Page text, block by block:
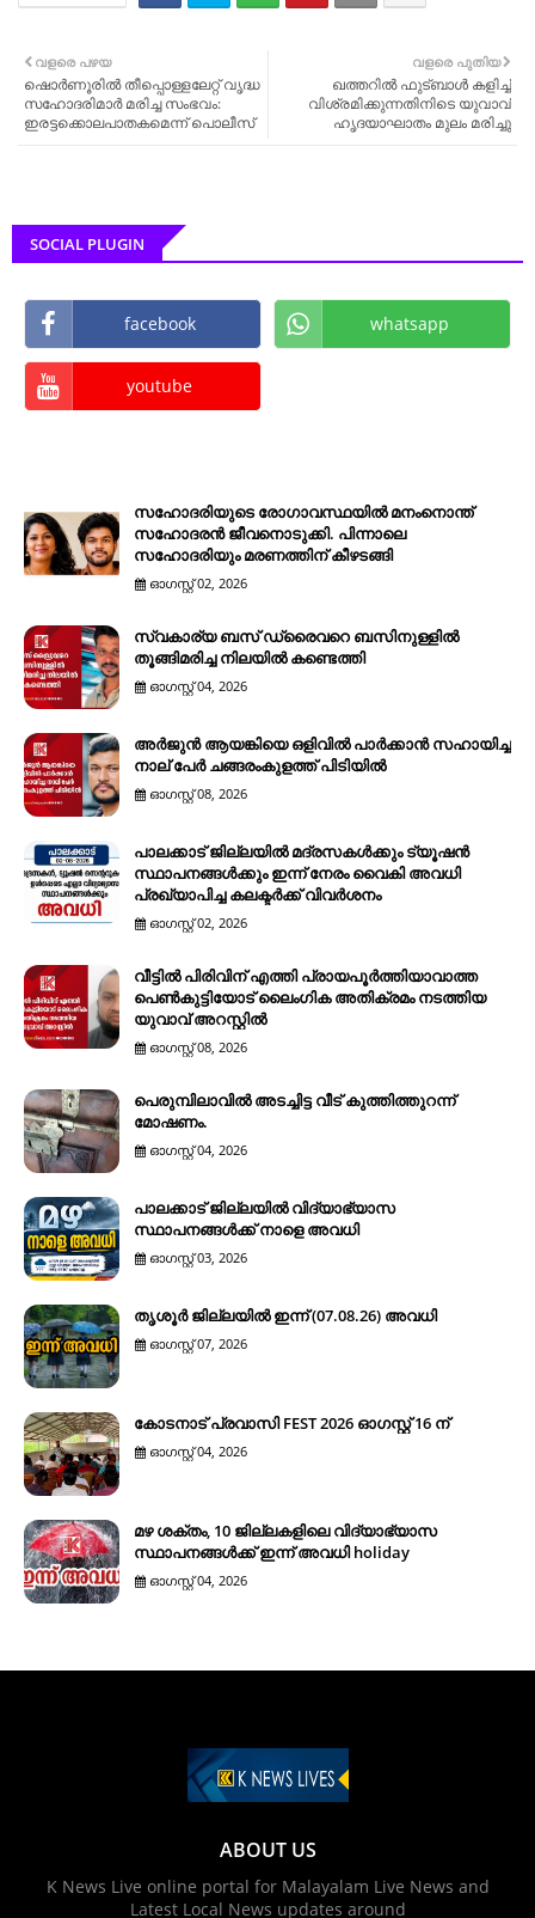
വളരെ പുതിയ
ഖത്തറിൽ ഫുട്ബാൾ കളിച്ച്
വിശ്രമിക്കുന്നതിനിടെ യുവാവ്
ഹൃദയാഘാതം മുലം മരിച്ചു
വളരെ പഴയ
ഷൊർണൂരിൽ തീപ്പൊള്ളലേറ്റ് വൃദ്ധ
സഹോദരിമാർ മരിച്ച സംഭവം:
ഇരട്ടക്കൊലപാതകമെന്ന് പൊലീസ്
SOCIAL PLUGIN
facebook whatsapp
youtube
സഹോദരിയുടെ രോഗാവസ്ഥയിൽ മനംനൊന്ത്
സഹോദരൻ ജീവനൊടുക്കി. പിന്നാലെ
സഹോദരിയും മരണത്തിന് കീഴടങ്ങി
ഓഗസ്റ്റ് 02, 2026
സ്വകാര്യ ബസ് ഡ്രൈവറെ ബസിനുള്ളിൽ
തൂങ്ങിമരിച്ച നിലയിൽ കണ്ടെത്തി
ഓഗസ്റ്റ് 04, 2026
അർജുൻ ആയങ്കിയെ ഒളിവിൽ പാർക്കാൻ സഹായിച്ച
നാല് പേര്‍ ചങ്ങരംകുളത്ത് പിടിയില്‍
ഓഗസ്റ്റ് 08, 2026
പാലക്കാട് ജില്ലയിൽ മദ്രസകൾക്കും ട്യൂഷൻ
സ്ഥാപനങ്ങൾക്കും ഇന്ന് നേരം വൈകി അവധി
പ്രഖ്യാപിച്ച കലക്ടർക്ക് വിവർശനം
ഓഗസ്റ്റ് 02, 2026
വീട്ടിൽ പിരിവിന് എത്തി പ്രായപൂർത്തിയാവാത്ത
പെൺകുട്ടിയോട് ലൈംഗിക അതിക്രമം നടത്തിയ
യുവാവ് അറസ്റ്റിൽ
ഓഗസ്റ്റ് 08, 2026
പെരുമ്പിലാവിൽ അടച്ചിട്ട വീട് കുത്തിത്തുറന്ന്
മോഷണം.
ഓഗസ്റ്റ് 04, 2026
പാലക്കാട് ജില്ലയിൽ വിദ്യാഭ്യാസ
സ്ഥാപനങ്ങൾക്ക് നാളെ അവധി
ഓഗസ്റ്റ് 03, 2026
തൃശൂർ ജില്ലയിൽ ഇന്ന് (07.08.26) അവധി
ഓഗസ്റ്റ് 07, 2026
കോടനാട് പ്രവാസി FEST 2026 ഓഗസ്റ്റ് 16 ന്
ഓഗസ്റ്റ് 04, 2026
മഴ ശക്തം, 10 ജില്ലകളിലെ വിദ്യാഭ്യാസ
സ്ഥാപനങ്ങൾക്ക് ഇന്ന് അവധി holiday
ഓഗസ്റ്റ് 04, 2026
ABOUT US
K News Live online portal for Malayalam Live News and
Latest Local News updates around